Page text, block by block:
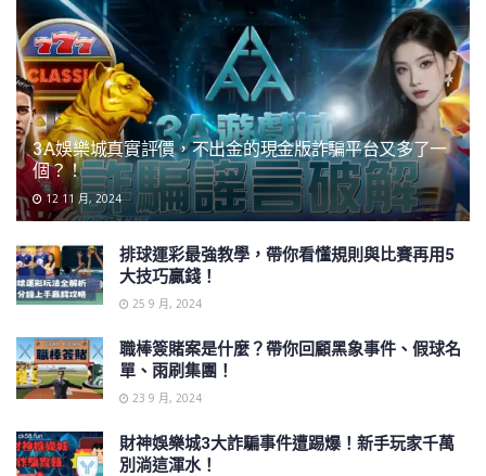
3A娛樂城真實評價，不出金的現金版詐騙平台又多了一
個？！
12 11 月, 2024
排球運彩最強教學，帶你看懂規則與比賽再用5
大技巧贏錢！
25 9 月, 2024
職棒簽賭案是什麼？帶你回顧黑象事件、假球名
單、雨刷集團！
23 9 月, 2024
財神娛樂城3大詐騙事件遭踢爆！新手玩家千萬
別淌這渾水！